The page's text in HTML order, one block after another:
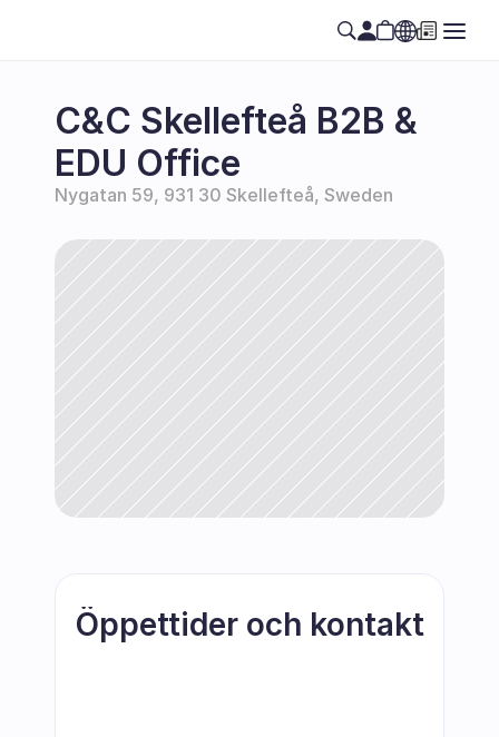
SE
C&C Skellefteå B2B &
EDU Office
Nygatan 59, 931 30 Skellefteå, Sweden
Öppettider och kontakt